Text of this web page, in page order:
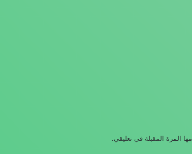
المرة المقبلة في تعليقي.